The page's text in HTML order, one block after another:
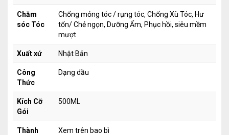
Chăm
sóc Tóc
Chống mỏng tóc / rụng tóc, Chống Xù Tóc, Hư
tổn/ Chẻ ngọn, Dưỡng Ẩm, Phục hồi, siêu mềm
mượt
Xuất xứ Nhật Bản
Công
Thức
Dạng dầu
Kích Cỡ
Gói
500ML
Thành
Xem trên bao bì